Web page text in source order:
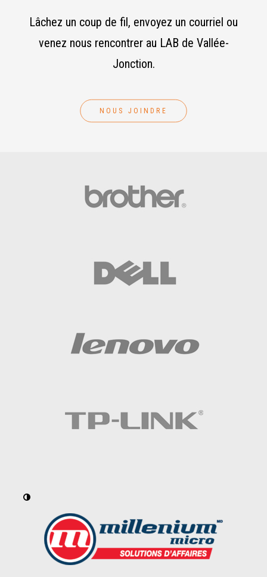
Lâchez un coup de fil, envoyez un courriel ou
venez nous rencontrer au LAB de Vallée-
Jonction.
NOUS JOINDRE